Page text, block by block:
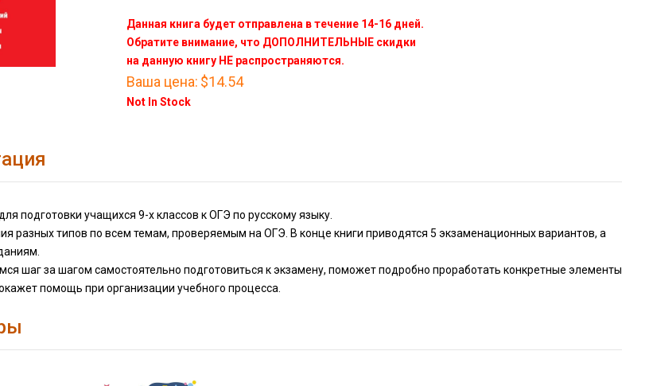
Данная книга будет отправлена в течение 14-16 дней.
Обратите внимание, что ДОПОЛНИТЕЛЬНЫЕ скидки
на данную книгу НЕ распространяются.
Ваша цена: $14.54
Not In Stock
подготовки учащихся 9-х классов к ОГЭ по русскому языку.
разных типов по всем темам, проверяемым на ОГЭ. В конце книги приводятся 5 экзаменационных вариантов, а
шаг за шагом самостоятельно подготовиться к экзамену, поможет подробно проработать конкретные элементы
помощь при организации учебного процесса.